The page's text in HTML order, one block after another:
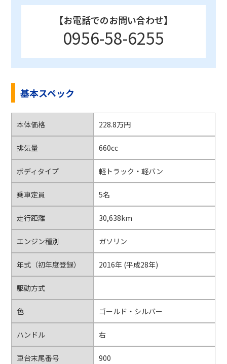
【お電話でのお問い合わせ】
0956-58-6255
基本スペック
本体価格 228.8万円
排気量 660cc
ボディタイプ 軽トラック・軽バン
乗車定員 5名
走行距離 30,638km
エンジン種別 ガソリン
年式（初年度登録） 2016年 (平成28年)
駆動方式
色 ゴールド・シルバー
ハンドル 右
車台末尾番号 900